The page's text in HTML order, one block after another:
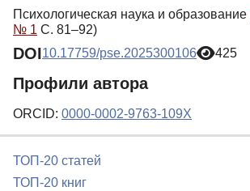
Психологическая наука и образование
№ 1 С. 81–92)
DOI10.17759/pse.2025300106 425
Профили автора
ORCID: 0000-0002-9763-109X
ТОП-20 статей
ТОП-20 книг